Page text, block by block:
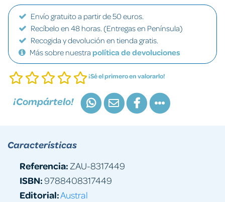
Envío gratuito a partir de 50 euros.
Recíbelo en 48 horas. (Entregas en Península)
Recogida y devolución en tienda gratis.
Más sobre nuestra política de devoluciones
¡Sé el primero en valorarlo!
¡Compártelo!
Características
Referencia: ZAU-8317449
ISBN:9788408317449
Editorial:Austral